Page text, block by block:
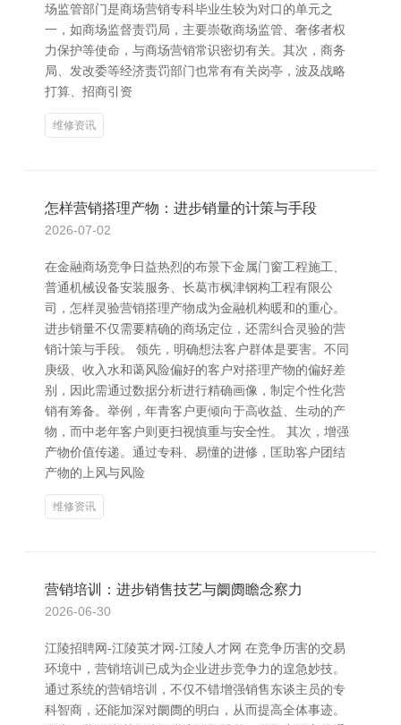
场监管部门是商场营销专科毕业生较为对口的单元之
一，如商场监督责罚局，主要崇敬商场监管、奢侈者权
力保护等使命，与商场营销常识密切有关。其次，商务
局、发改委等经济责罚部门也常有有关岗亭，波及战略
打算、招商引资
维修资讯
怎样营销搭理产物：进步销量的计策与手段
2026-07-02
在金融商场竞争日益热烈的布景下金属门窗工程施工、
普通机械设备安装服务、长葛市枫津钢构工程有限公
司，怎样灵验营销搭理产物成为金融机构暖和的重心。
进步销量不仅需要精确的商场定位，还需纠合灵验的营
销计策与手段。 领先，明确想法客户群体是要害。不同
庚级、收入水和蔼风险偏好的客户对搭理产物的偏好差
别，因此需通过数据分析进行精确画像，制定个性化营
销有筹备。举例，年青客户更倾向于高收益、生动的产
物，而中老年客户则更扫视慎重与安全性。 其次，增强
产物价值传递。通过专科、易懂的进修，匡助客户团结
产物的上风与风险
维修资讯
营销培训：进步销售技艺与阛阓瞻念察力
2026-06-30
江陵招聘网-江陵英才网-江陵人才网 在竞争历害的交易
环境中，营销培训已成为企业进步竞争力的遑急妙技。
通过系统的营销培训，不仅不错增强销售东谈主员的专
科智商，还能加深对阛阓的明白，从而提高全体事迹。